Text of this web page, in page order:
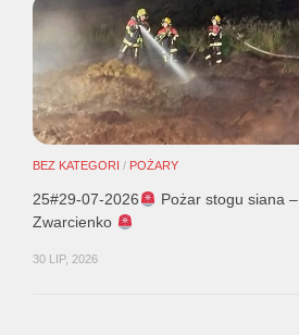
BEZ KATEGORI / POŻARY
25#29-07-2026
Pożar stogu siana –
Zwarcienko
30 LIP, 2026